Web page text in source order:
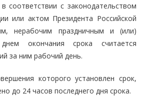
соответствии с законодательством
или актом Президента Российской
нерабочим праздничным и (или)
окончания срока считается
за ним рабочий день.
которого установлен срок,
до 24 часов последнего дня срока.